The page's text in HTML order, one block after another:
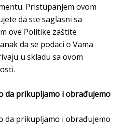
Pristupanjem ovom
da ste saglasni sa
ove Politike zaštite
da se podaci o Vama
u skladu sa ovom
da prikupljamo i obrađujemo
da prikupljamo i obrađujemo